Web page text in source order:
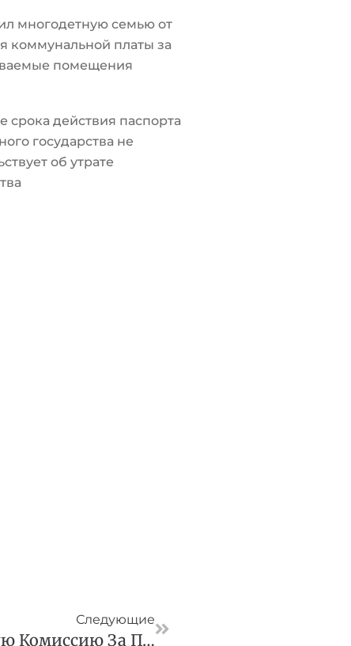
многодетную семью от
коммунальной платы за
помещения
срока действия паспорта
государства не
об утрате
Следующие
ВС Ограничил Высокую Комиссию За Погашение Требований Кредитора